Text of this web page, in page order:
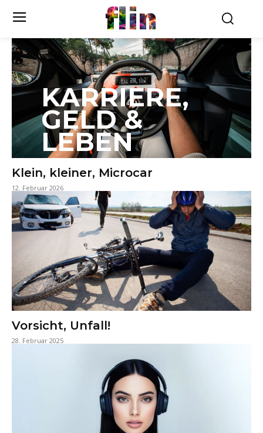
flin
KARRIERE,
GELD &
LEBEN
Klein, kleiner, Microcar
12. Februar 2026
Vorsicht, Unfall!
28. Februar 2025